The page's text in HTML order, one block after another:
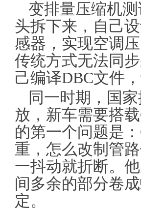
变排量压缩机
头拆下来，自己
感器，实现空调
传统方式无法同
己编译DBC文件
同一时期，国
放，新车需要搭
的第一个问题是
重，怎么改制管
一抖动就折断。
间多余的部分卷
定。